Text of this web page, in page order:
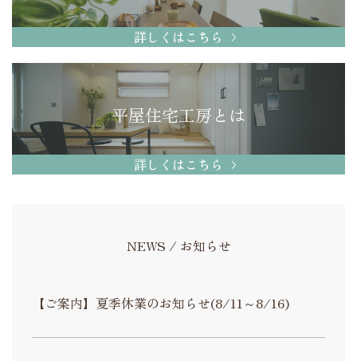
詳しくはこちら
平屋住宅工房とは
詳しくはこちら
NEWS / お知らせ
【ご案内】夏季休業のお知らせ(8/11～8/16)